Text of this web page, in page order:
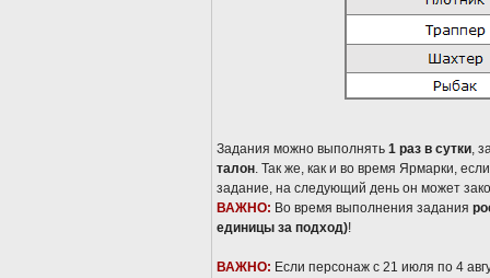
Задания можно выполнять 1 раз в сутки,
талон. Так же, как и во время Ярмарки,
задание, на следующий день он может
ВАЖНО: Во время выполнения задания
единицы за подход)!
ВАЖНО: Если персонаж с 21 июля по 4